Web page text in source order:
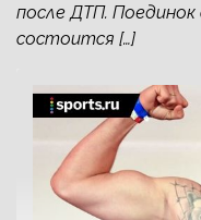
после ДТП. Поединок
состоится […]